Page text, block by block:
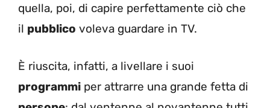
quella, poi, di capire perfettamente ciò che
il pubblico voleva guardare in TV.
È riuscita, infatti, a livellare i suoi
programmi per attrarre una grande fetta di